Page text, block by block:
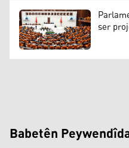
ser
Babetên